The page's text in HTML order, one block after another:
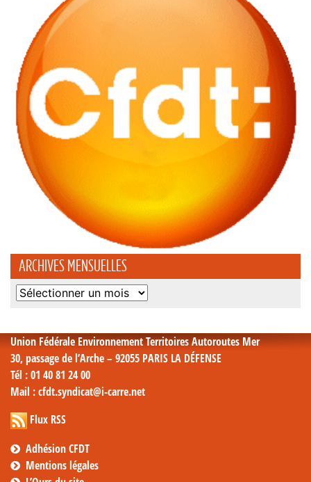
ARCHIVES MENSUELLES
Archives
Union Fédérale Environnement Territoires Autoroutes Mer
30, passage de l’Arche – 92055 PARIS LA DÉFENSE
Tél : 01 40 81 24 00
Mail : cfdt.syndicat@i-carre.net
Flux RSS
Adhésion CFDT
Mentions légales